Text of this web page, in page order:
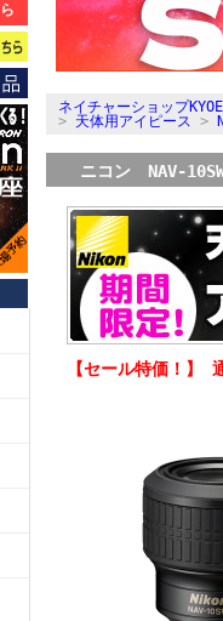
ネイチャーショップ
> 天体用アイピース >
ニコン NAV-
【セール特価！】